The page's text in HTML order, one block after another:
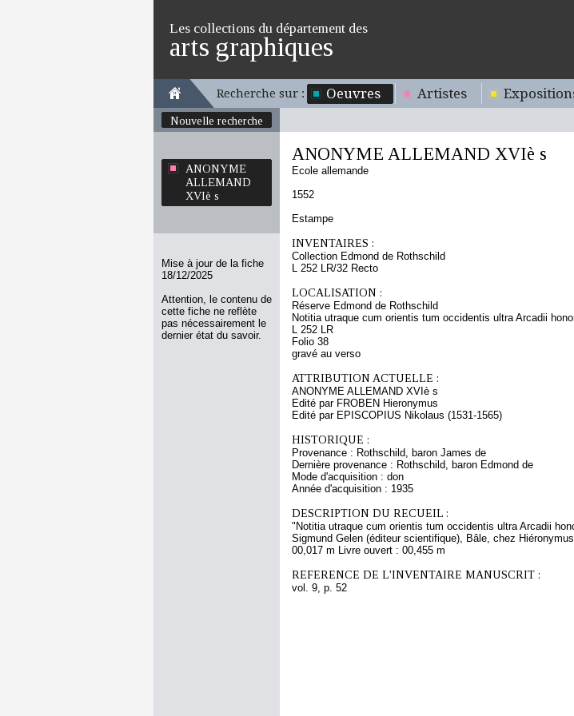
Les collections du département des
arts graphiques
Recherche sur : Oeuvres Artistes
Nouvelle recherche
ANONYME
ALLEMAND
XVIè s
Mise à jour de la fiche
18/12/2025
Attention, le contenu de
cette fiche ne reflète
pas nécessairement le
dernier état du savoir.
ANONYME ALLEMAND XVIè s
Ecole allemande
1552
Estampe
INVENTAIRES :
Collection Edmond de Rothschild
L 252 LR/32 Recto
LOCALISATION :
Réserve Edmond de Rothschild
Notitia utraque cum orientis tum occidentis ultra Arcadii
L 252 LR
Folio 38
gravé au verso
ATTRIBUTION ACTUELLE :
ANONYME ALLEMAND XVIè s
Edité par FROBEN Hieronymus
Edité par EPISCOPIUS Nikolaus (1531-1565)
HISTORIQUE :
Provenance : Rothschild, baron James de
Dernière provenance : Rothschild, baron Edmond de
Mode d'acquisition : don
Année d'acquisition : 1935
DESCRIPTION DU RECUEIL :
"Notitia utraque cum orientis tum occidentis ultra Arcadii
Sigmund Gelen (éditeur scientifique), Bâle, chez
00,017 m Livre ouvert : 00,455 m
REFERENCE DE L'INVENTAIRE MANUSCRIT :
vol. 9, p. 52